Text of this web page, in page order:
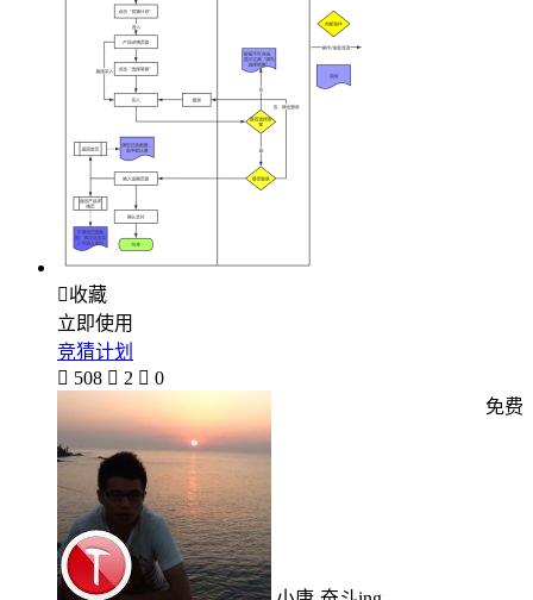
收藏
立即使用
竞猜计划
 508  2  0
免费